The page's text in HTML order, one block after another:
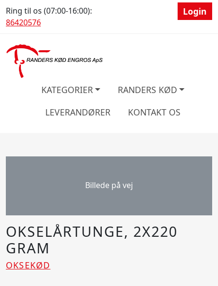
Ring til os (07:00-16:00):
86420576
Login
KATEGORIER
RANDERS KØD
LEVERANDØRER
KONTAKT OS
Billede på vej
OKSELÅRTUNGE, 2X220
GRAM
OKSEKØD